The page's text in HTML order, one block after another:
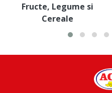
Fructe, Legume si
Cereale